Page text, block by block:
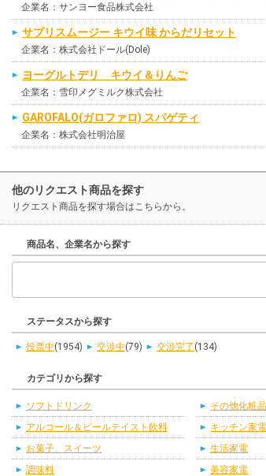
企業名：サンヨー食品株式会社
サプリスムージー キウイ味 からだリセット
企業名：株式会社ドール(Dole)
ヨーグルトデリ キウイ＆りんご
企業名：雪印メグミルク株式会社
GAROFALO(ガロファロ) スパゲティ
企業名：株式会社明治屋
他のリクエスト商品を探す
リクエスト商品を探す場合はこちらから。
商品名、企業名から探す
ステータスから探す
投票中(1954) 交渉中(79) 交渉完了 (134)
カテゴリから探す
ソフトドリンク
アルコール＆ビールテイスト飲料
お菓子、スイーツ
調味料
その他化粧品
キッチン家電
生活家電
美容家電